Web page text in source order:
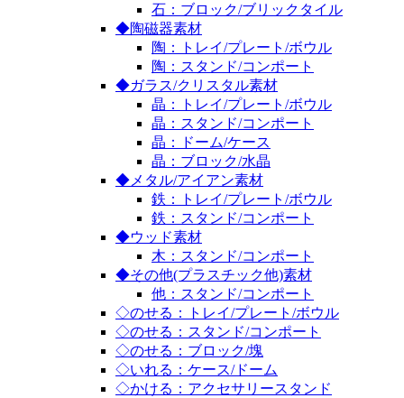
石：ブロック/ブリックタイル
◆陶磁器素材
陶：トレイ/プレート/ボウル
陶：スタンド/コンポート
◆ガラス/クリスタル素材
晶：トレイ/プレート/ボウル
晶：スタンド/コンポート
晶：ドーム/ケース
晶：ブロック/水晶
◆メタル/アイアン素材
鉄：トレイ/プレート/ボウル
鉄：スタンド/コンポート
◆ウッド素材
木：スタンド/コンポート
◆その他(プラスチック他)素材
他：スタンド/コンポート
◇のせる：トレイ/プレート/ボウル
◇のせる：スタンド/コンポート
◇のせる：ブロック/塊
◇いれる：ケース/ドーム
◇かける：アクセサリースタンド